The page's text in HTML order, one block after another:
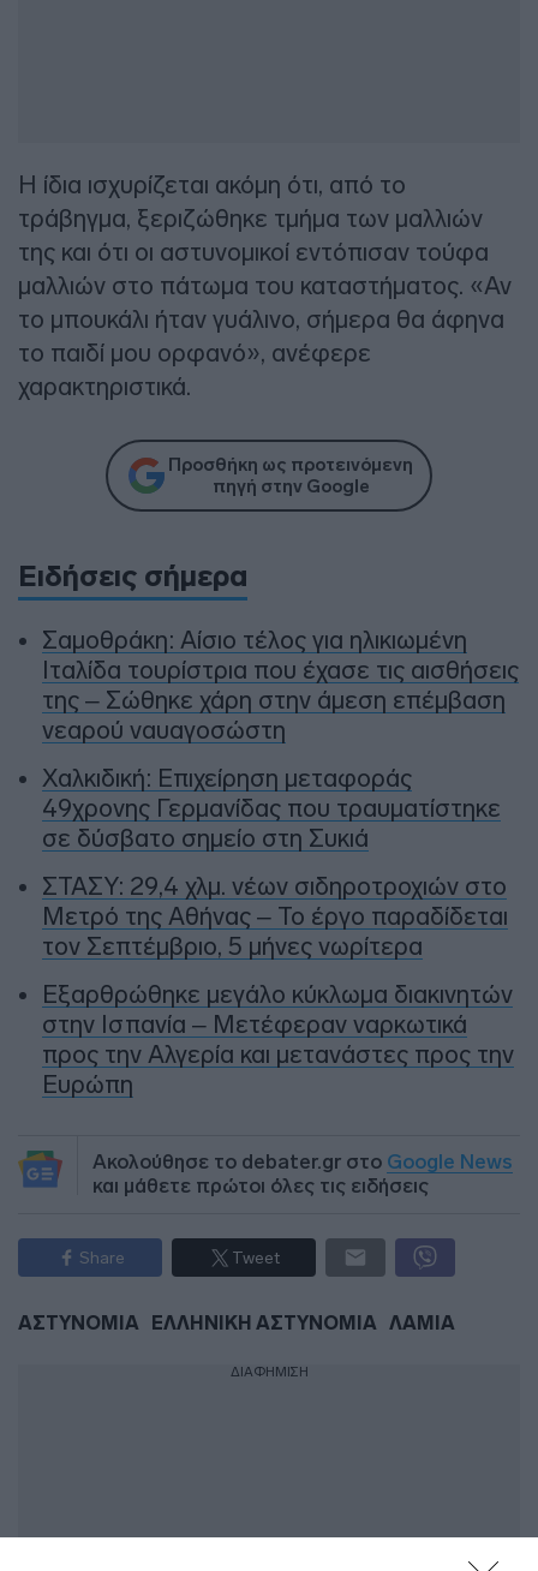
Η ίδια ισχυρίζεται ακόμη ότι, από το
τράβηγμα, ξεριζώθηκε τμήμα των μαλλιών
της και ότι οι αστυνομικοί εντόπισαν τούφα
μαλλιών στο πάτωμα του καταστήματος. «Αν
το μπουκάλι ήταν γυάλινο, σήμερα θα άφηνα
το παιδί μου ορφανό», ανέφερε
χαρακτηριστικά.
Προσθήκη ως προτεινόμενη
πηγή στην Google
Ειδήσεις σήμερα
Σαμοθράκη: Αίσιο τέλος για ηλικιωμένη
Ιταλίδα τουρίστρια που έχασε τις αισθήσεις
της – Σώθηκε χάρη στην άμεση επέμβαση
νεαρού ναυαγοσώστη
Χαλκιδική: Επιχείρηση μεταφοράς
49χρονης Γερμανίδας που τραυματίστηκε
σε δύσβατο σημείο στη Συκιά
ΣΤΑΣΥ: 29,4 χλμ. νέων σιδηροτροχιών στο
Μετρό της Αθήνας – Το έργο παραδίδεται
τον Σεπτέμβριο, 5 μήνες νωρίτερα
Εξαρθρώθηκε μεγάλο κύκλωμα διακινητών
στην Ισπανία – Μετέφεραν ναρκωτικά
προς την Αλγερία και μετανάστες προς την
Ευρώπη
Ακολούθησε το debater.gr στο Google News
και μάθετε πρώτοι όλες τις ειδήσεις
Share Tweet
ΑΣΤΥΝΟΜΙΑ ΕΛΛΗΝΙΚΗ ΑΣΤΥΝΟΜΙΑ ΛΑΜΙΑ
ΔΙΑΦΗΜΙΣΗ